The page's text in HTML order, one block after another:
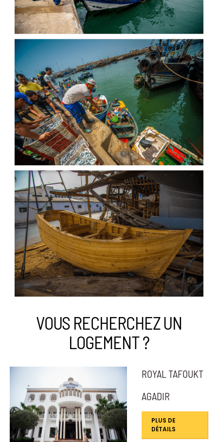
VOUS RECHERCHEZ UN
LOGEMENT ?
ROYAL TAFOUKT
AGADIR
PLUS DE
DÉTAILS